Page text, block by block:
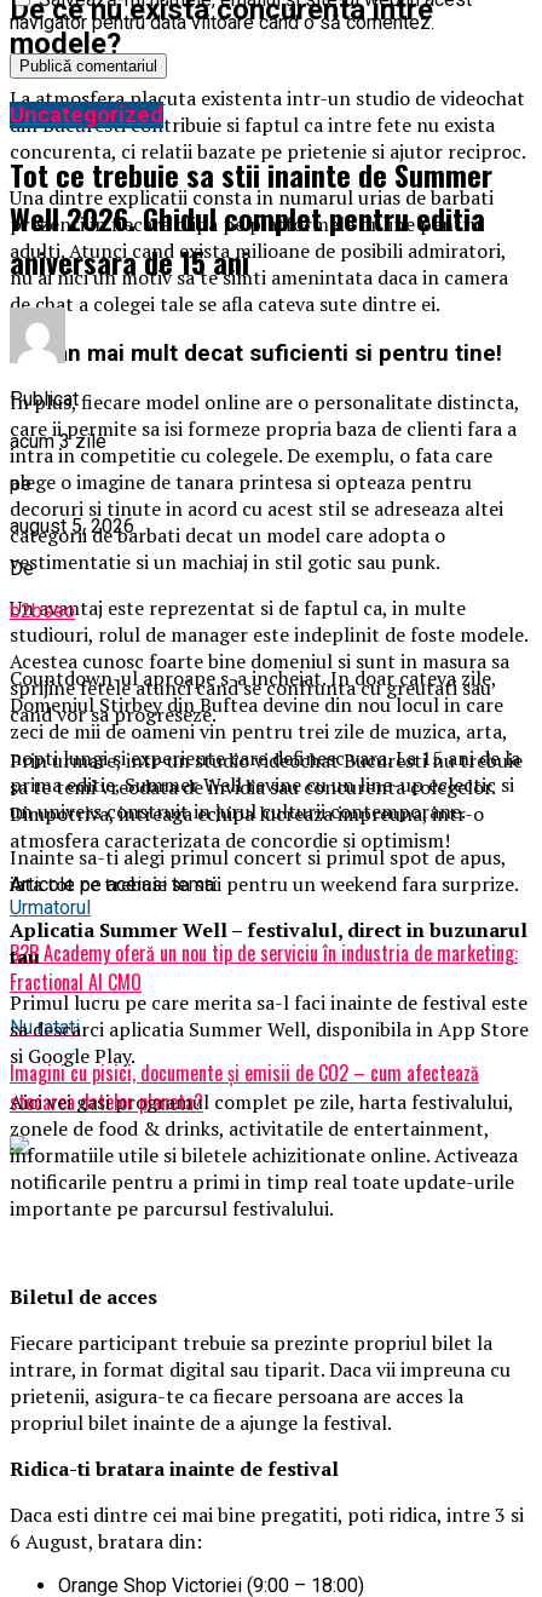
De ce nu exista concurenta intre
modele?
La atmosfera placuta existenta intr-un studio de videochat
din Bucuresti contribuie si faptul ca intre fete nu exista
concurenta, ci relatii bazate pe prietenie si ajutor reciproc.
Una dintre explicatii consta in numarul urias de barbati
prezenti in fiecare clipa pe platformele online pentru
adulti. Atunci cand exista milioane de posibili admiratori,
nu ai nici un motiv sa te simti amenintata daca in camera
de chat a colegei tale se afla cateva sute dintre ei.
Raman mai mult decat suficienti si pentru tine!
In plus, fiecare model online are o personalitate distincta,
care ii permite sa isi formeze propria baza de clienti fara a
intra in competitie cu colegele. De exemplu, o fata care
alege o imagine de tanara printesa si opteaza pentru
decoruri si tinute in acord cu acest stil se adreseaza altei
categorii de barbati decat un model care adopta o
vestimentatie si un machiaj in stil gotic sau punk.
Un avantaj este reprezentat si de faptul ca, in multe
studiouri, rolul de manager este indeplinit de foste modele.
Acestea cunosc foarte bine domeniul si sunt in masura sa
sprijine fetele atunci cand se confrunta cu greutati sau
cand vor sa progreseze.
Prin urmare, intr-un studio videochat Bucuresti nu trebuie
sa te temi vreodata de invidia sau concurenta colegelor.
Dimpotriva, intreaga echipa lucreaza impreuna, intr-o
atmosfera caracterizata de concordie si optimism!
Articole pe aceiasi tema:
Urmatorul
B2B Academy oferă un nou tip de serviciu în industria de marketing:
Fractional AI CMO
Nu ratati
Imagini cu pisici, documente și emisii de CO2 – cum afectează
stocarea datelor planeta?
navigator pentru data viitoare când o să comentez.
Uncategorized
Tot ce trebuie sa stii inainte de Summer
Well 2026. Ghidul complet pentru editia
aniversara de 15 ani
Publicat
acum 3 zile
pe
august 5, 2026
De
b2bseo
Countdown-ul aproape s-a incheiat. In doar cateva zile,
Domeniul Stirbey din Buftea devine din nou locul in care
zeci de mii de oameni vin pentru trei zile de muzica, arta,
nopti lungi si experiente care definesc vara. La 15 ani de la
prima editie, Summer Well revine cu un line-up eclectic si
un univers construit in jurul culturii contemporane.
Inainte sa-ti alegi primul concert si primul spot de apus,
iata tot ce trebuie sa stii pentru un weekend fara surprize.
Aplicatia Summer Well– festivalul, direct in buzunarul
tau
Primul lucru pe care merita sa-l faci inainte de festival este
sa descarci aplicatia Summer Well, disponibila in App Store
si Google Play.
Aici vei gasi programul complet pe zile, harta festivalului,
zonele de food & drinks, activitatile de entertainment,
informatiile utile si biletele achizitionate online. Activeaza
notificarile pentru a primi in timp real toate update-urile
importante pe parcursul festivalului.
Biletul de acces
Fiecare participant trebuie sa prezinte propriul bilet la
intrare, in format digital sau tiparit. Daca vii impreuna cu
prietenii, asigura-te ca fiecare persoana are acces la
propriul bilet inainte de a ajunge la festival.
Ridica-ti bratarainainte de festival
Daca esti dintre cei mai bine pregatiti, poti ridica, intre 3 si
6 August, bratara din:
Orange Shop Victoriei (9:00 – 18:00)